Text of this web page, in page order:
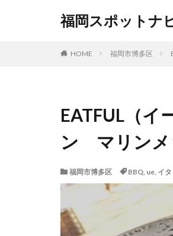
福岡スポットナ
HOME 福岡市博多区
EATFUL（イ
ン マリンメ
福岡市博多区 BBQ, ue, イ